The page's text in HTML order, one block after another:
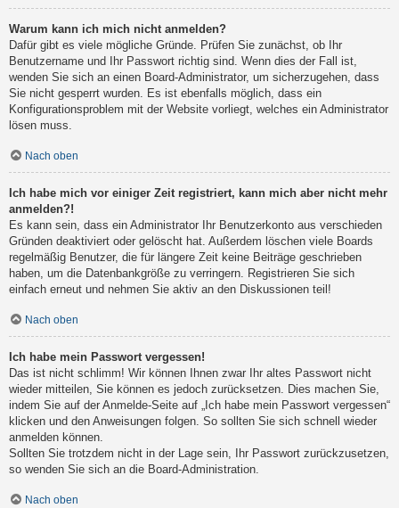
Warum kann ich mich nicht anmelden?
Dafür gibt es viele mögliche Gründe. Prüfen Sie zunächst, ob Ihr
Benutzername und Ihr Passwort richtig sind. Wenn dies der Fall ist,
wenden Sie sich an einen Board-Administrator, um sicherzugehen, dass
Sie nicht gesperrt wurden. Es ist ebenfalls möglich, dass ein
Konfigurationsproblem mit der Website vorliegt, welches ein Administrator
lösen muss.
Nach oben
Ich habe mich vor einiger Zeit registriert, kann mich aber nicht mehr
anmelden?!
Es kann sein, dass ein Administrator Ihr Benutzerkonto aus verschieden
Gründen deaktiviert oder gelöscht hat. Außerdem löschen viele Boards
regelmäßig Benutzer, die für längere Zeit keine Beiträge geschrieben
haben, um die Datenbankgröße zu verringern. Registrieren Sie sich
einfach erneut und nehmen Sie aktiv an den Diskussionen teil!
Nach oben
Ich habe mein Passwort vergessen!
Das ist nicht schlimm! Wir können Ihnen zwar Ihr altes Passwort nicht
wieder mitteilen, Sie können es jedoch zurücksetzen. Dies machen Sie,
indem Sie auf der Anmelde-Seite auf „Ich habe mein Passwort vergessen“
klicken und den Anweisungen folgen. So sollten Sie sich schnell wieder
anmelden können.
Sollten Sie trotzdem nicht in der Lage sein, Ihr Passwort zurückzusetzen,
so wenden Sie sich an die Board-Administration.
Nach oben